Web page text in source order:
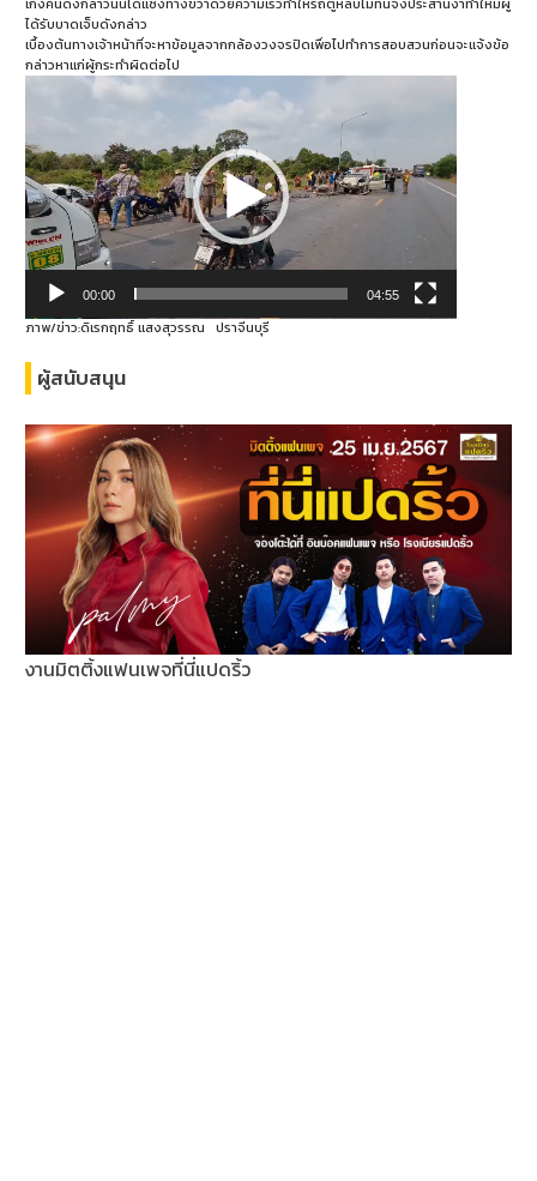
ได้รับบาดเจ็บดังกล่าว
เบื้องต้นทางเจ้าหน้าที่จะหาข้อมูลจากกล้องวงจรปิดเพื่อไปทำการสอบสวนก่อนจะแจ้งข้อ
กล่าวหาแก่ผู้กระทำผิดต่อไป
วิดีโอ
00:00 04:55
ภาพ/ข่าว:ดิเรกฤทธิ์ แสงสุวรรณ ปราจีนบุรี
ผู้สนับสนุน
งานมิตติ้งแฟนเพจที่นี่แปดริ้ว